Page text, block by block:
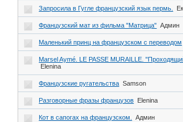
Запросила в Гугле французский язык пермь.
Французский мат из фильма "Матрица" Админ
Маленький принц на французском с переводом
Marsel Aymé. LE PASSE MURAILLE.
Elenina
Французские ругательства Samson
Разговорные фразы французов Elenina
Кот в сапогах на французском. Админ